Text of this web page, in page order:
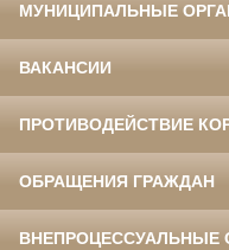
МУНИЦИПАЛЬНЫЕ
ВАКАНСИИ
ПРОТИВОДЕЙСТВИЕ
ОБРАЩЕНИЯ ГРАЖДАН
ВНЕПРОЦЕССУАЛЬНЫЕ